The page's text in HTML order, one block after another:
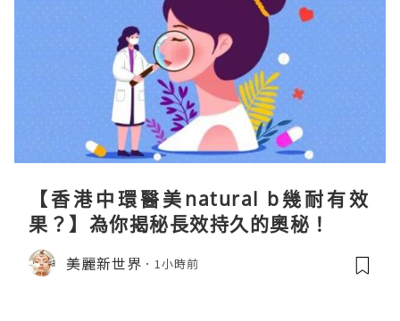
【香港中環醫美natural b幾耐有效
果？】為你揭秘長效持久的奧秘！
美麗新世界 1小時前